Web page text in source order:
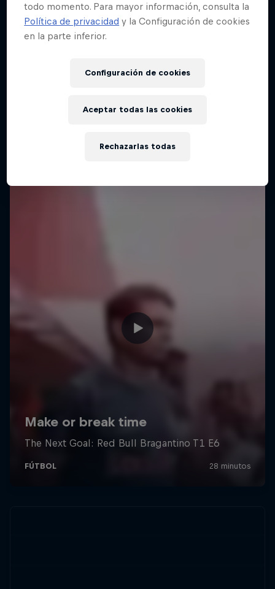
todo momento. Para mayor información, consulta la
Política de privacidad y la Configuración de cookies
en la parte inferior.
Configuración de cookies
Rechazarlas todas
Aceptar todas las cookies